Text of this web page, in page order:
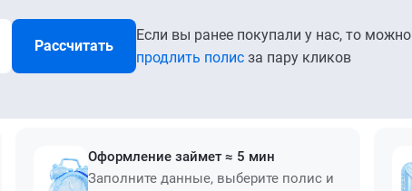
Рассчитать
Если вы ранее покупали у нас, то можно
продлить полис за пару кликов
Оформление займет ≈ 5 мин
Заполните данные, выберите полис и